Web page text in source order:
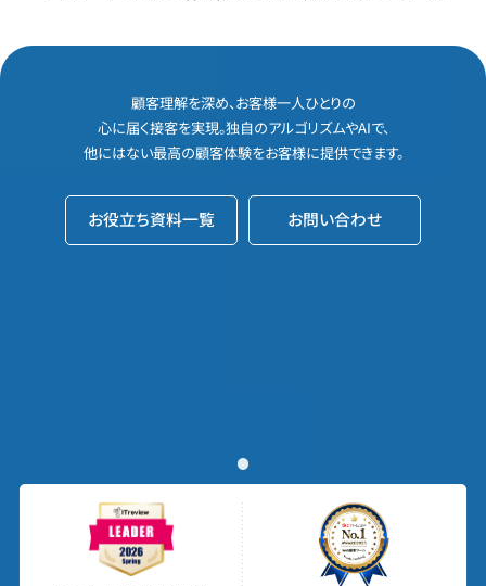
顧客理解を深め、お客様一人ひとりの
心に届く接客を実現。独自のアルゴリズムやAIで、
他にはない最高の顧客体験をお客様に提供できます。
お役立ち資料一覧 お問い合わせ